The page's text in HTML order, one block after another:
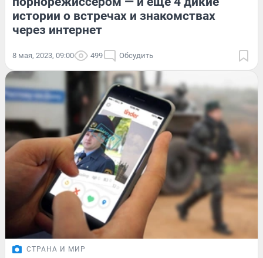
истории о встречах и знакомствах
через интернет
8 мая, 2023, 09:00 499 Обсудить
СТРАНА И МИР